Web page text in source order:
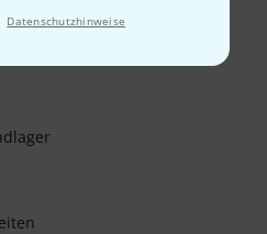
Datenschutzhinweise